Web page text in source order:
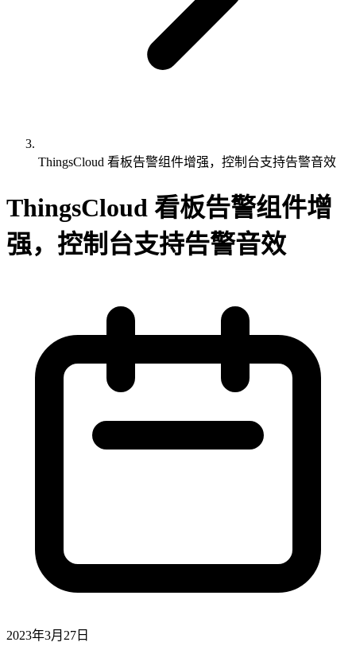
ThingsCloud 看板告警组件增强，控制台支持告警音效
ThingsCloud 看板告警组件增
强，控制台支持告警音效
2023年3月27日